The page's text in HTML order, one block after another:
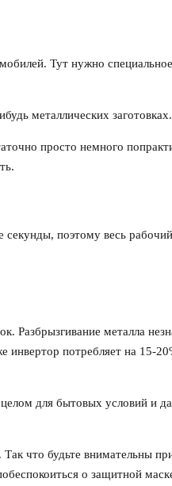
Тут нужно специальное
металлических заготовках.
просто немного
поэтому весь
Разбрызгивание металла
инвертор потребляет на 15-
для бытовых условий и
что будьте внимательны
о защитной